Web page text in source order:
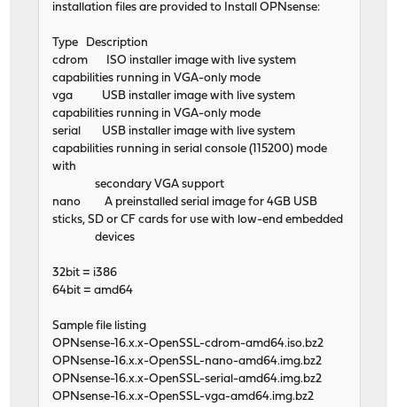
installation files are provided to Install OPNsense:
Type Description
cdrom ISO installer image with live system
capabilities running in VGA-only mode
vga USB installer image with live system
capabilities running in VGA-only mode
serial USB installer image with live system
capabilities running in serial console (115200) mode
with
secondary VGA support
nano A preinstalled serial image for 4GB USB
sticks, SD or CF cards for use with low-end embedded
devices
32bit = i386
64bit = amd64
Sample file listing
OPNsense-16.x.x-OpenSSL-cdrom-amd64.iso.bz2
OPNsense-16.x.x-OpenSSL-nano-amd64.img.bz2
OPNsense-16.x.x-OpenSSL-serial-amd64.img.bz2
OPNsense-16.x.x-OpenSSL-vga-amd64.img.bz2